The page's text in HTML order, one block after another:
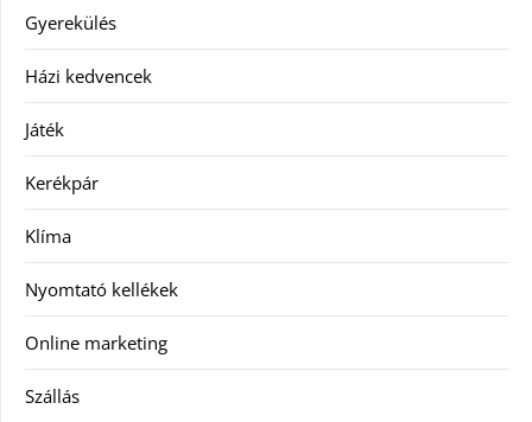
Gyerekülés
Házi kedvencek
Játék
Kerékpár
Klíma
Nyomtató kellékek
Online marketing
Szállás